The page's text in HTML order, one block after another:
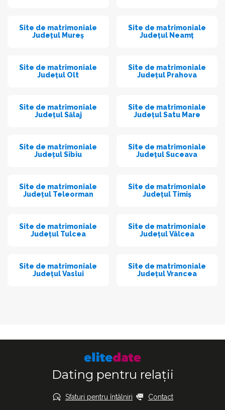
Site de matrimoniale
Județul Mureș
Site de matrimoniale
Județul Neamț
Site de matrimoniale
Județul Olt
Site de matrimoniale
Județul Prahova
Site de matrimoniale
Județul Sălaj
Site de matrimoniale
Județul Satu Mare
Site de matrimoniale
Județul Sibiu
Site de matrimoniale
Județul Suceava
Site de matrimoniale
Județul Teleorman
Site de matrimoniale
Județul Timiș
Site de matrimoniale
Județul Tulcea
Site de matrimoniale
Județul Vâlcea
Site de matrimoniale
Județul Vaslui
Site de matrimoniale
Județul Vrancea
Dating pentru relații
Sfaturi pentru întâlniri Contact